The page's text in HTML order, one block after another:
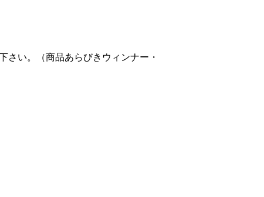
さい。（商品あらびきウィンナー・